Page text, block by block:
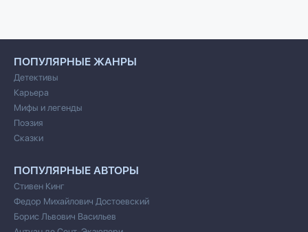
ПОПУЛЯРНЫЕ ЖАНРЫ
Детективы
Карьера
Мифы и легенды
Поэзия
Сказки
ПОПУЛЯРНЫЕ АВТОРЫ
Стивен Кинг
Федор Михайлович Достоевский
Борис Львович Васильев